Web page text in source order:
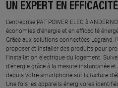
UN EXPERT EN
L'entreprise PAT POWER ELEC à
économies d'énergie et en efficacité
Grâce aux solutions connectées Legrand,
proposer et installer des produits pour
l'installation électrique du logement.
d'énergie grâce à la mesure instantanée
depuis votre smartphone sur la facture
Une fois les appareils énergivores